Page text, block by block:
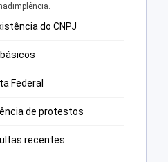
do CNPJ
Federal
de protestos
recentes